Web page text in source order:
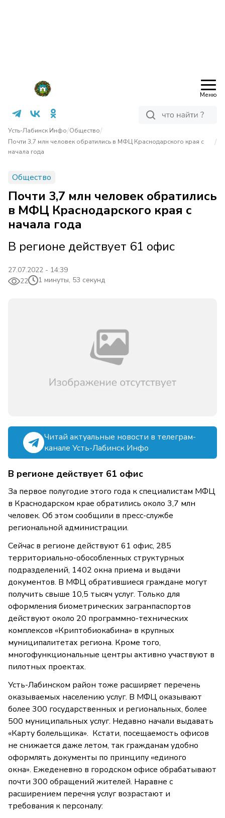
Меню
Усть-Лабинск Инфо/Общество/
Почти 3,7 млн человек обратились в МФЦ Краснодарского края с
начала года
/
Общество
Почти 3,7 млн человек обратились
в МФЦ Краснодарского края с
начала года
В регионе действует 61 офис
27.07.2022 - 14:39
22
1 минуты, 53 секунд
Читай актуальные новости в телеграм-
канале Усть-Лабинск Инфо
В регионе действует 61 офис
За первое полугодие этого года к специалистам МФЦ
в Краснодарском крае обратились около 3,7 млн
человек. Об этом сообщили в пресс-службе
региональной администрации.
Сейчас в регионе действуют 61 офис, 285
территориально-обособленных структурных
подразделений, 1402 окна приема и выдачи
документов. В МФЦ обратившиеся граждане могут
получить свыше 10,5 тысяч услуг. Только для
оформления биометрических загранпаспортов
действуют около 20 программно-технических
комплексов «Криптобиокабина» в крупных
муниципалитетах региона. Кроме того,
многофункциональные центры активно участвуют в
пилотных проектах.
Усть-Лабинском район тоже расширяет перечень
оказываемых населению услуг. В МФЦ оказывают
более 300 государственных и региональных, более
500 муниципальных услуг. Недавно начали выдавать
«Карту болельщика». Кстати, посещаемость офисов
не снижается даже летом, так гражданам удобно
оформлять документы по принципу «единого
окна». Ежеденевно в городском офисе обрабатывают
почти 300 обращений жителей. Наравне с
расширением перечня услуг возрастают и
требования к персоналу: